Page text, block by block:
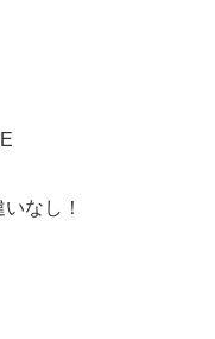
なし！